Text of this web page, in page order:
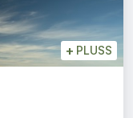
+ PLUSS